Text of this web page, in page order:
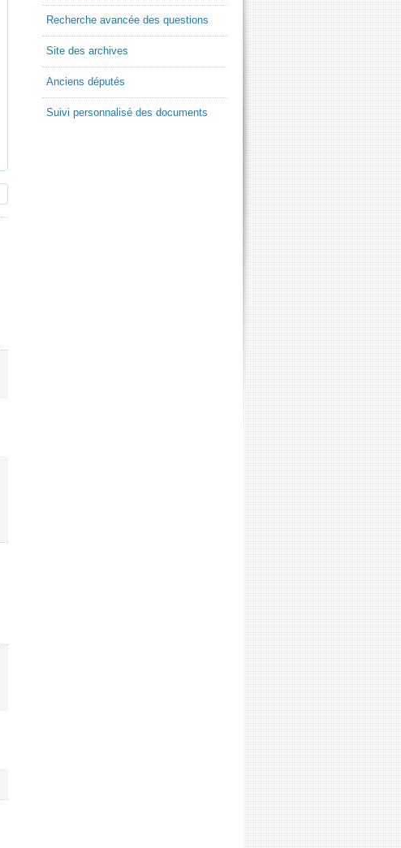
Recherche avancée des questions
Site des archives
Anciens députés
Suivi personnalisé des documents